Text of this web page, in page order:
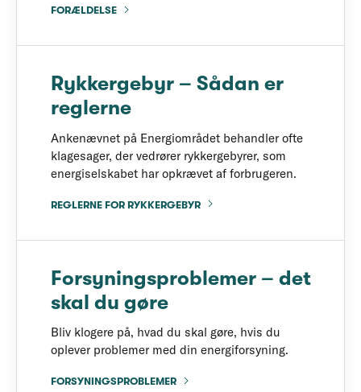
FORÆLDELSE
Rykkergebyr – Sådan er
reglerne
Ankenævnet på Energiområdet behandler ofte
klagesager, der vedrører rykkergebyrer, som
energiselskabet har opkrævet af forbrugeren.
REGLERNE FOR RYKKERGEBYR
Forsyningsproblemer – det
skal du gøre
Bliv klogere på, hvad du skal gøre, hvis du
oplever problemer med din energiforsyning.
FORSYNINGSPROBLEMER